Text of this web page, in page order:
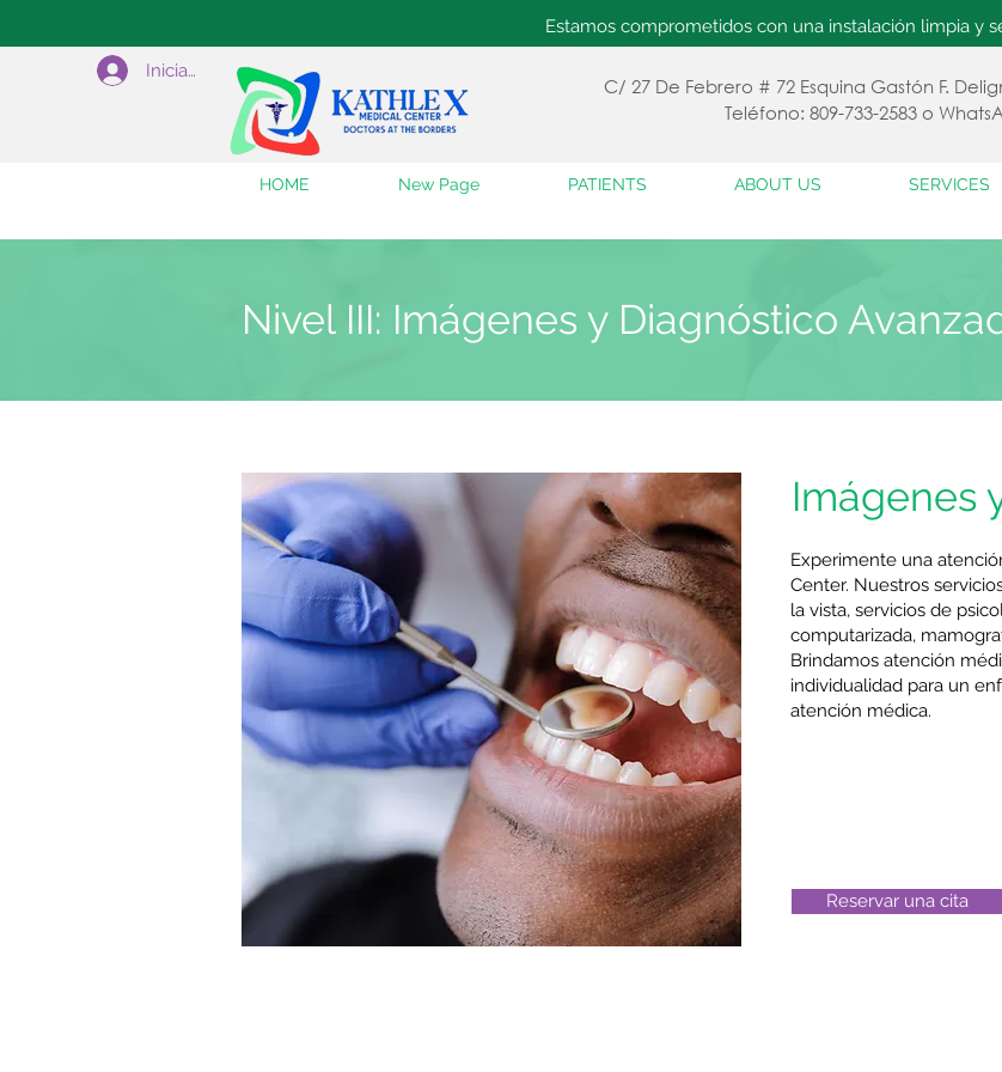
Estamos comprometidos con una instalación limpia y
Iniciar sesión
C/ 27 De Febrero # 72 Esquina Gastón F.
Teléfono: 809-733-2583 o
HOME New Page PATIENTS ABOUT US SERVICES
Nivel III: Imágenes y Diagnóstico
Imágenes
Experimente una
Center. Nuestros
la vista, servicios de
computarizada,
Brindamos atención
individualidad para un
atención médica.
Reservar una cita